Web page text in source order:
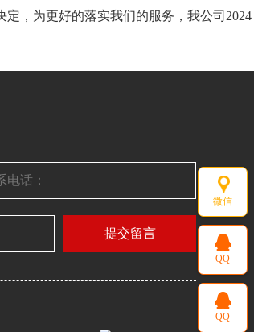
，为更好的落实我们的服务，我公司2024
提交留言
QQ
QQ
微信